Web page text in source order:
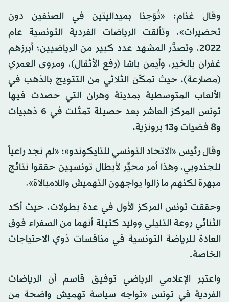
وقال غنام: «تُوّجنا بميداليتين في الصنفين دون
تحضيرات». وتألقت الرياضات الفردية التونسية عام
2022، وتصدَّر المشهد عدد كبير من الرياضيين؛ أبرزهم
غفران بالخير، وأيمن باشا (رفع الأثقال)، ومروى العمري
(مصارعة)، حيث تمكّن الثلاثي من التتويج بالذهب في
الألعاب المتوسطية بمدينة وهران التي حصدت فيها
تونس المركز العاشر بعد حصيلة تمثلت في 6 ذهبيات
و8 فضيات و13 برونزية.
وقال رئيس «الاتحاد التونسي للتايكوندو»: «لم نجد راعياً
للجندوبي، وهذا أمر محيِّر لأبطال تونسيين حققوا نتائج
مبهرة لكنهم ما زالوا يواجهون التهميش واللامبالاة».
وحققت تونس المركز الأول في عدة بطولات، حيث أكد
الثنائي‭ ‬روعة التليلي ووليد كتيلة أنهما من السفراء فوق
العادة للرياضة‭ ‬التونسية في منافسات ذوي الاحتياجات
الخاصة.
واعتبر الإعلامي الرياضي توفيق قاسم أن الرياضات
الفردية في تونس «تواجه سياسة تهميش واضحة من